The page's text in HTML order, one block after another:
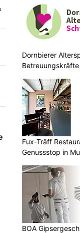
Dornbierer
Fux-Träff
Genussstop in
BOA